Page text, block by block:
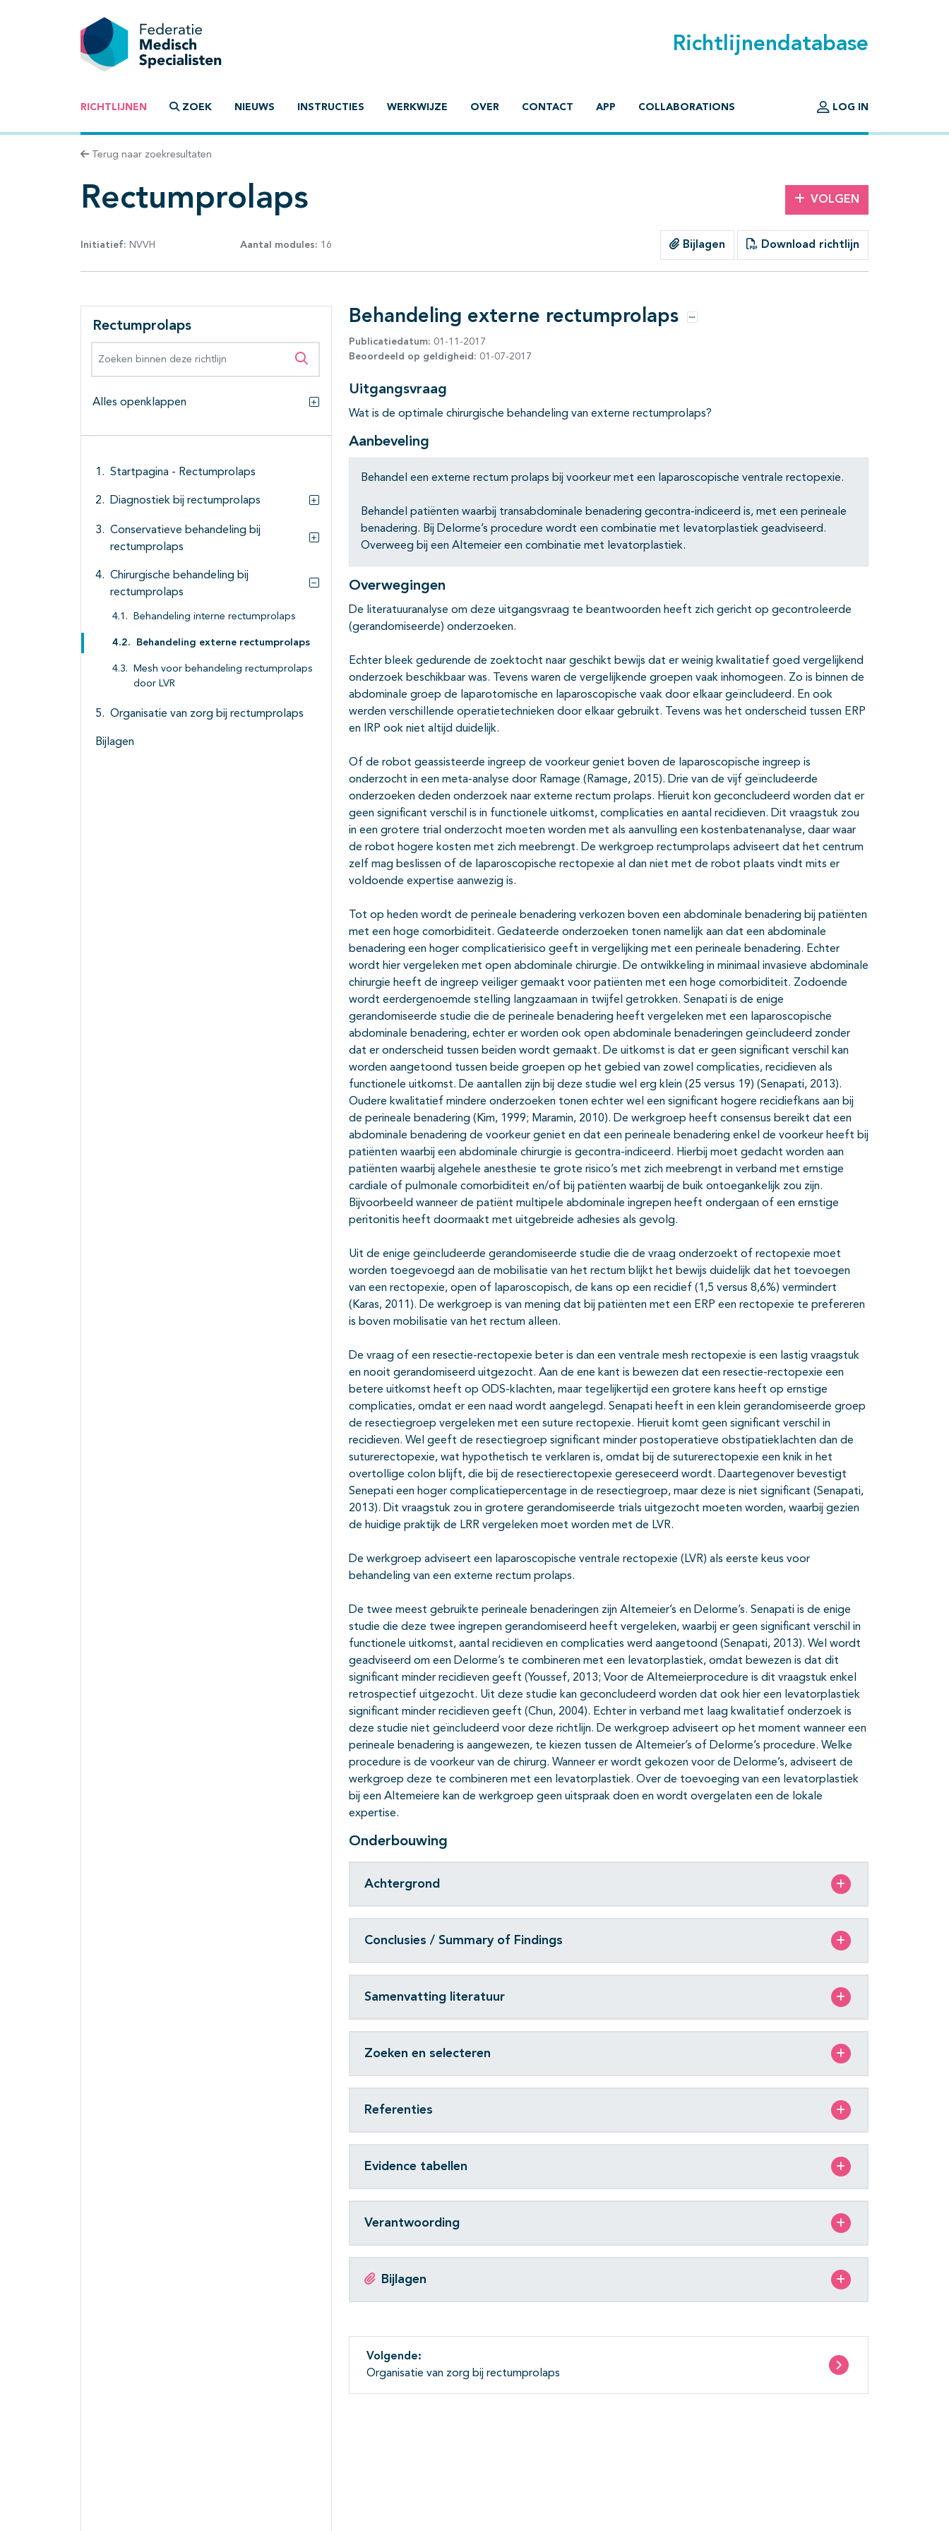
Richtlijnendatabase
RICHTLIJNEN ZOEK NIEUWS INSTRUCTIES WERKWIJZE OVER CONTACT APP COLLABORATIONS LOG IN
Terug naar zoekresultaten
Rectumprolaps VOLGEN
Initiatief: NVVH Aantal modules: 16 Bijlagen Download richtlijn
Rectumprolaps
Zoeken binnen deze richtlijn
Alles openklappen
Alles openklappen
Startpagina - Rectumprolaps
Diagnostiek bij rectumprolaps
Subpagina's open- en dichtklappen
Conservatieve behandeling bij
rectumprolaps
Subpagina's open- en dichtklappen
Chirurgische behandeling bij
rectumprolaps
Behandeling interne rectumprolaps
Behandeling externe rectumprolaps
Mesh voor behandeling rectumprolaps
door LVR
Organisatie van zorg bij rectumprolaps
Bijlagen
Behandeling externe rectumprolaps Opties
Publicatiedatum: 01-11-2017
Beoordeeld op geldigheid: 01-07-2017
Uitgangsvraag
Wat is de optimale chirurgische behandeling van externe rectumprolaps?
Aanbeveling
Behandel een externe rectum prolaps bij voorkeur met een laparoscopische ventrale rectopexie.
Behandel patiënten waarbij transabdominale benadering gecontra-indiceerd is, met een perineale
benadering. Bij Delorme’s procedure wordt een combinatie met levatorplastiek geadviseerd.
Overweeg bij een Altemeier een combinatie met levatorplastiek.
Overwegingen
De literatuuranalyse om deze uitgangsvraag te beantwoorden heeft zich gericht op gecontroleerde
(gerandomiseerde) onderzoeken.
Echter bleek gedurende de zoektocht naar geschikt bewijs dat er weinig kwalitatief goed vergelijkend
onderzoek beschikbaar was. Tevens waren de vergelijkende groepen vaak inhomogeen. Zo is binnen de
abdominale groep de laparotomische en laparoscopische vaak door elkaar geïncludeerd. En ook
werden verschillende operatietechnieken door elkaar gebruikt. Tevens was het onderscheid tussen ERP
en IRP ook niet altijd duidelijk.
Of de robot geassisteerde ingreep de voorkeur geniet boven de laparoscopische ingreep is
onderzocht in een meta-analyse door Ramage (Ramage, 2015). Drie van de vijf geïncludeerde
onderzoeken deden onderzoek naar externe rectum prolaps. Hieruit kon geconcludeerd worden dat er
geen significant verschil is in functionele uitkomst, complicaties en aantal recidieven. Dit vraagstuk zou
in een grotere trial onderzocht moeten worden met als aanvulling een kostenbatenanalyse, daar waar
de robot hogere kosten met zich meebrengt. De werkgroep rectumprolaps adviseert dat het centrum
zelf mag beslissen of de laparoscopische rectopexie al dan niet met de robot plaats vindt mits er
voldoende expertise aanwezig is.
Tot op heden wordt de perineale benadering verkozen boven een abdominale benadering bij patiënten
met een hoge comorbiditeit. Gedateerde onderzoeken tonen namelijk aan dat een abdominale
benadering een hoger complicatierisico geeft in vergelijking met een perineale benadering. Echter
wordt hier vergeleken met open abdominale chirurgie. De ontwikkeling in minimaal invasieve abdominale
chirurgie heeft de ingreep veiliger gemaakt voor patiënten met een hoge comorbiditeit. Zodoende
wordt eerdergenoemde stelling langzaamaan in twijfel getrokken. Senapati is de enige
gerandomiseerde studie die de perineale benadering heeft vergeleken met een laparoscopische
abdominale benadering, echter er worden ook open abdominale benaderingen geïncludeerd zonder
dat er onderscheid tussen beiden wordt gemaakt. De uitkomst is dat er geen significant verschil kan
worden aangetoond tussen beide groepen op het gebied van zowel complicaties, recidieven als
functionele uitkomst. De aantallen zijn bij deze studie wel erg klein (25 versus 19) (Senapati, 2013).
Oudere kwalitatief mindere onderzoeken tonen echter wel een significant hogere recidiefkans aan bij
de perineale benadering (Kim, 1999; Maramin, 2010). De werkgroep heeft consensus bereikt dat een
abdominale benadering de voorkeur geniet en dat een perineale benadering enkel de voorkeur heeft bij
patiënten waarbij een abdominale chirurgie is gecontra-indiceerd. Hierbij moet gedacht worden aan
patiënten waarbij algehele anesthesie te grote risico’s met zich meebrengt in verband met ernstige
cardiale of pulmonale comorbiditeit en/of bij patiënten waarbij de buik ontoegankelijk zou zijn.
Bijvoorbeeld wanneer de patiënt multipele abdominale ingrepen heeft ondergaan of een ernstige
peritonitis heeft doormaakt met uitgebreide adhesies als gevolg.
Uit de enige geïncludeerde gerandomiseerde studie die de vraag onderzoekt of rectopexie moet
worden toegevoegd aan de mobilisatie van het rectum blijkt het bewijs duidelijk dat het toevoegen
van een rectopexie, open of laparoscopisch, de kans op een recidief (1,5 versus 8,6%) vermindert
(Karas, 2011). De werkgroep is van mening dat bij patiënten met een ERP een rectopexie te prefereren
is boven mobilisatie van het rectum alleen.
De vraag of een resectie-rectopexie beter is dan een ventrale mesh rectopexie is een lastig vraagstuk
en nooit gerandomiseerd uitgezocht. Aan de ene kant is bewezen dat een resectie-rectopexie een
betere uitkomst heeft op ODS-klachten, maar tegelijkertijd een grotere kans heeft op ernstige
complicaties, omdat er een naad wordt aangelegd. Senapati heeft in een klein gerandomiseerde groep
de resectiegroep vergeleken met een suture rectopexie. Hieruit komt geen significant verschil in
recidieven. Wel geeft de resectiegroep significant minder postoperatieve obstipatieklachten dan de
suturerectopexie, wat hypothetisch te verklaren is, omdat bij de suturerectopexie een knik in het
overtollige colon blijft, die bij de resectierectopexie gereseceerd wordt. Daartegenover bevestigt
Senepati een hoger complicatiepercentage in de resectiegroep, maar deze is niet significant (Senapati,
2013). Dit vraagstuk zou in grotere gerandomiseerde trials uitgezocht moeten worden, waarbij gezien
de huidige praktijk de LRR vergeleken moet worden met de LVR.
De werkgroep adviseert een laparoscopische ventrale rectopexie (LVR) als eerste keus voor
behandeling van een externe rectum prolaps.
De twee meest gebruikte perineale benaderingen zijn Altemeier’s en Delorme’s. Senapati is de enige
studie die deze twee ingrepen gerandomiseerd heeft vergeleken, waarbij er geen significant verschil in
functionele uitkomst, aantal recidieven en complicaties werd aangetoond (Senapati, 2013). Wel wordt
geadviseerd om een Delorme’s te combineren met een levatorplastiek, omdat bewezen is dat dit
significant minder recidieven geeft (Youssef, 2013; Voor de Altemeierprocedure is dit vraagstuk enkel
retrospectief uitgezocht. Uit deze studie kan geconcludeerd worden dat ook hier een levatorplastiek
significant minder recidieven geeft (Chun, 2004). Echter in verband met laag kwalitatief onderzoek is
deze studie niet geïncludeerd voor deze richtlijn. De werkgroep adviseert op het moment wanneer een
perineale benadering is aangewezen, te kiezen tussen de Altemeier’s of Delorme’s procedure. Welke
procedure is de voorkeur van de chirurg. Wanneer er wordt gekozen voor de Delorme’s, adviseert de
werkgroep deze te combineren met een levatorplastiek. Over de toevoeging van een levatorplastiek
bij een Altemeiere kan de werkgroep geen uitspraak doen en wordt overgelaten een de lokale
expertise.
Onderbouwing
Achtergrond
Conclusies / Summary of Findings
Samenvatting literatuur
Zoeken en selecteren
Referenties
Evidence tabellen
Verantwoording
Bijlagen
Volgende:
Organisatie van zorg bij rectumprolaps